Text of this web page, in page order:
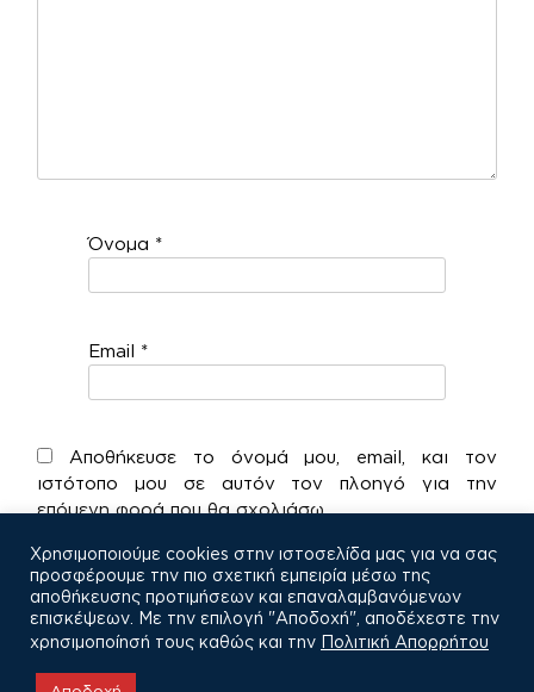
Όνομα *
Email *
Αποθήκευσε το όνομά μου, email, και τον
ιστότοπο μου σε αυτόν τον πλοηγό για την
επόμενη φορά που θα σχολιάσω.
Χρησιμοποιούμε cookies στην ιστοσελίδα μας για να σας
προσφέρουμε την πιο σχετική εμπειρία μέσω της
αποθήκευσης προτιμήσεων και επαναλαμβανόμενων
επισκέψεων. Με την επιλογή "Αποδοχή", αποδέχεστε την
χρησιμοποίησή τους καθώς και την Πολιτική Απορρήτου